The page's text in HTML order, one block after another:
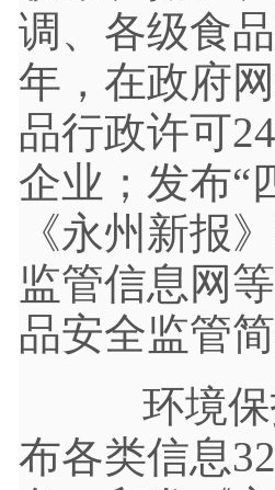
调、各级食
年，在政府
品行政许可
企业；发布“
《永州新报
监管信息网
品安全监管简
环境保
布各类信息